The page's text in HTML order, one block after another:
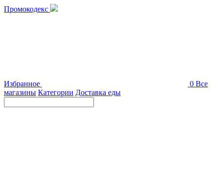
Промокодекс
Избранное 0 Все
магазины Категории Доставка еды